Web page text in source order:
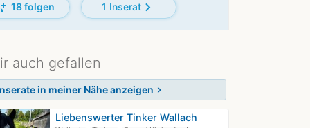
18 folgen 1 Inseratchevron_right
auch gefallen
in meiner Nähe anzeigen chevron_right
Liebenswerter Tinker Wallach